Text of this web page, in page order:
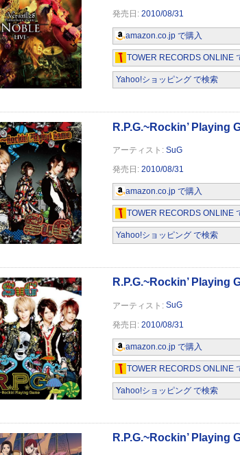
2010/08/31
amazon.co.jp で購入
TOWER RECORDS ONLINE
Yahoo!ショッピング で検索
R.P.G.~Rockin’ Playing Game <初回限定盤>
SuG
2010/08/31
amazon.co.jp で購入
TOWER RECORDS ONLINE
Yahoo!ショッピング で検索
R.P.G.~Rockin’ Playing Game<通常盤>
SuG
2010/08/31
amazon.co.jp で購入
TOWER RECORDS ONLINE
Yahoo!ショッピング で検索
Emergence from COCOON~Tour Final Live
GENESIS" [DVD]